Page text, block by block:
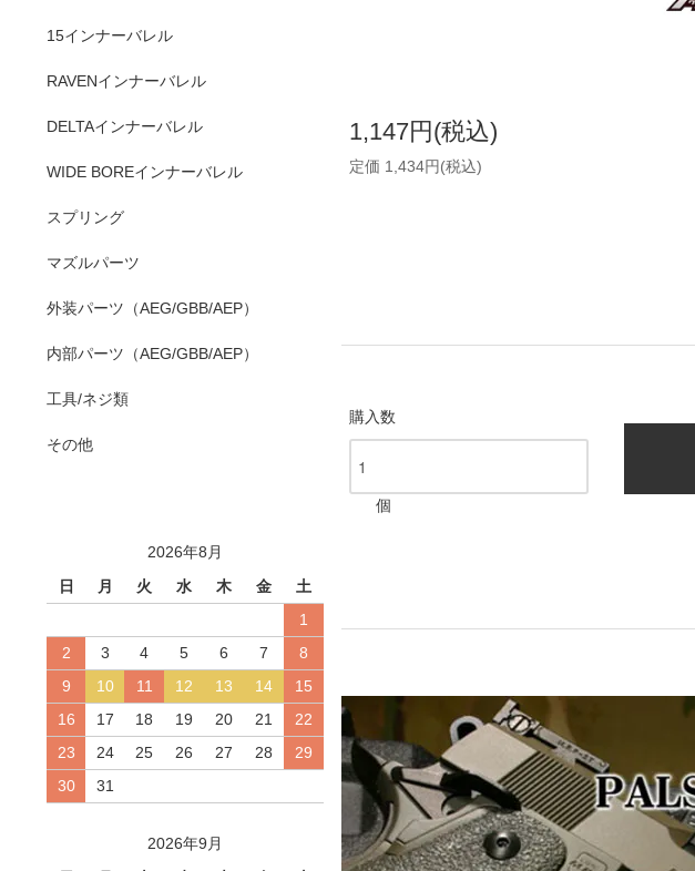
1,147円(税込)
定価 1,434円(税込)
購入数
個
15インナーバレル
RAVENインナーバレル
DELTAインナーバレル
WIDE BOREインナーバレル
スプリング
マズルパーツ
外装パーツ（AEG/GBB/AEP）
内部パーツ（AEG/GBB/AEP）
工具/ネジ類
その他
2026年8月
日
月 火 水 木 金
土
1
2
3 4 5 6 7
8
9
10 11 12 13 14
15
16
17 18 19 20 21
22
23
24 25 26 27 28
29
30
31
2026年9月